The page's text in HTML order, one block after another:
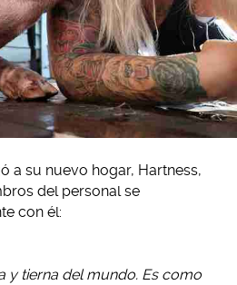
a su nuevo hogar, Hartness,
del personal se
con él:
y tierna del mundo. Es como